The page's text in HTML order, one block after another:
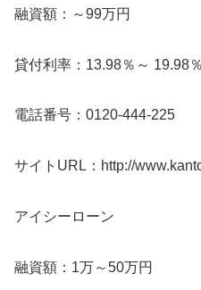
融資額：～99万円
貸付利率：13.98％～ 19.98％
電話番号：0120-444-225
サイトURL：http://
アイシーローン
融資額：1万～50万円